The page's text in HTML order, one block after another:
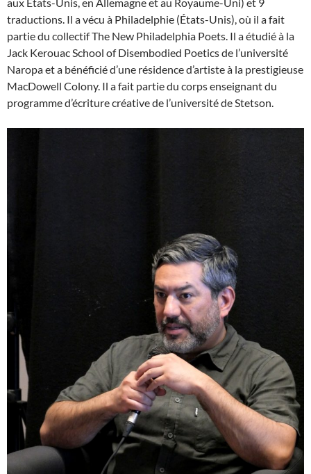
traductions. Il a vécu à Philadelphie (États-Unis), où il a fait
partie du collectif The New Philadelphia Poets. Il a étudié à la
Jack Kerouac School of Disembodied Poetics de l’université
Naropa et a bénéficié d’une résidence d’artiste à la prestigieuse
MacDowell Colony. Il a fait partie du corps enseignant du
programme d’écriture créative de l’université de Stetson.